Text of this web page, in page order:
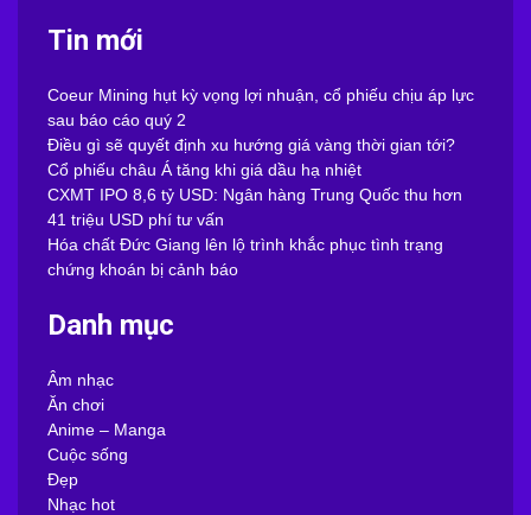
Tin mới
Coeur Mining hụt kỳ vọng lợi nhuận, cổ phiếu chịu áp lực
sau báo cáo quý 2
Điều gì sẽ quyết định xu hướng giá vàng thời gian tới?
Cổ phiếu châu Á tăng khi giá dầu hạ nhiệt
CXMT IPO 8,6 tỷ USD: Ngân hàng Trung Quốc thu hơn
41 triệu USD phí tư vấn
Hóa chất Đức Giang lên lộ trình khắc phục tình trạng
chứng khoán bị cảnh báo
Danh mục
Âm nhạc
Ăn chơi
Anime – Manga
Cuộc sống
Đẹp
Nhạc hot